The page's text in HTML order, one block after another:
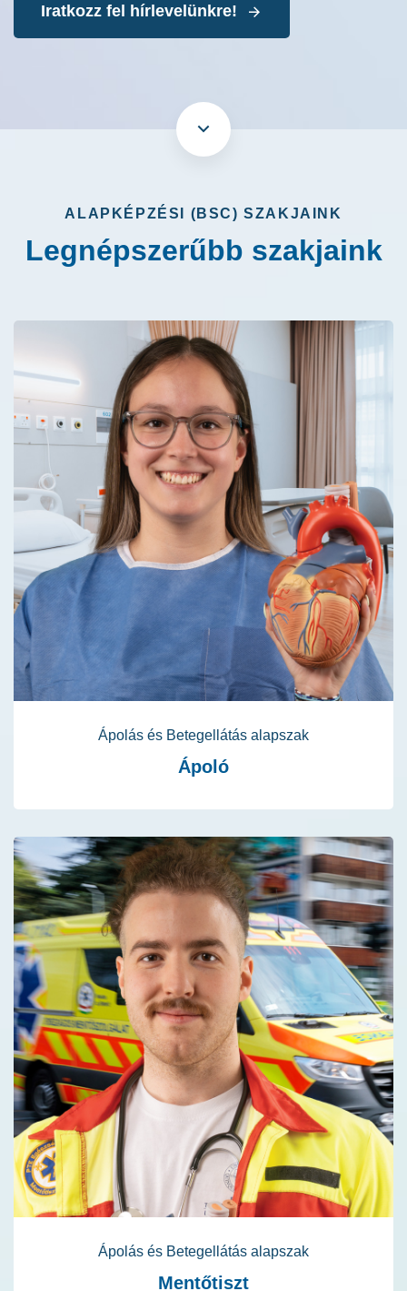
Iratkozz fel hírlevelünkre!
ALAPKÉPZÉSI (BSC) SZAKJAINK
Legnépszerűbb szakjaink
Ápolás és Betegellátás alapszak
Ápoló
Ápolás és Betegellátás alapszak
Mentőtiszt